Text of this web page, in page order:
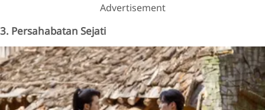
Advertisement
3. Persahabatan Sejati